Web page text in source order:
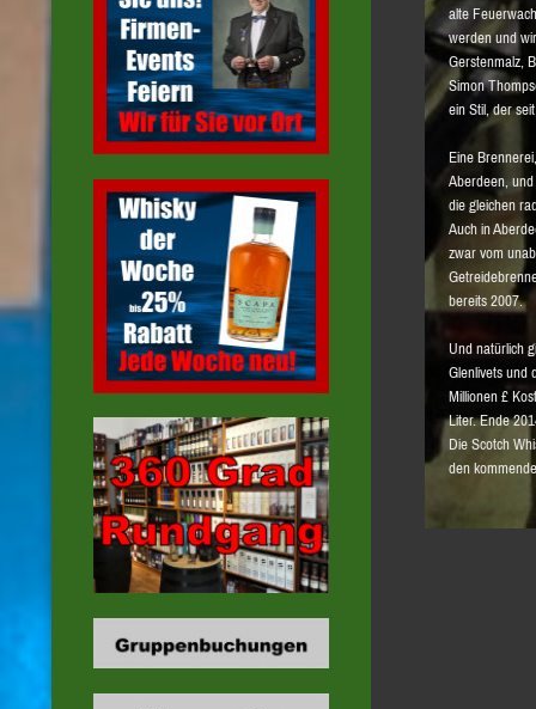
alte
werden und
Gerstenmalz,
Simon
ein Stil, der
Eine
Aberdeen,
die gleichen
Auch in
zwar vom
bereits 2007.
Und natürlich
Glenlivets und
Millionen £
Liter. Ende
Die Scotch
den